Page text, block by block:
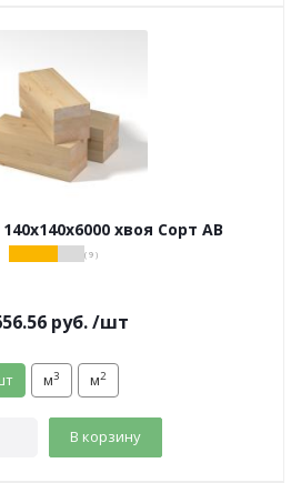
хвоя Сорт АВ
( 9 )
руб. /шт
м3 м2
В корзину